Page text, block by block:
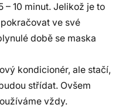
– 10 minut. Jelikož je to
ve své
době se maska
kondicionér, ale stačí,
střídat. Ovšem
vždy.